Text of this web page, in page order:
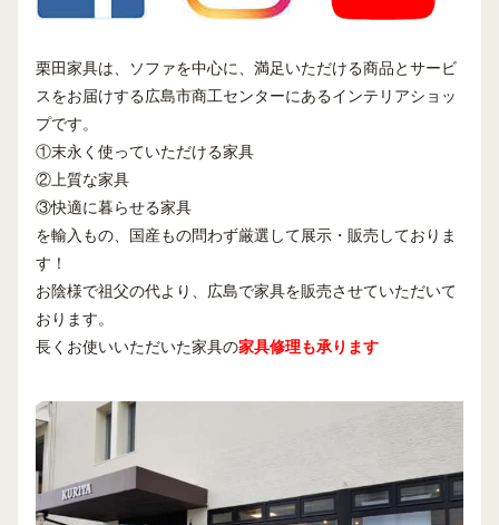
栗田家具は、ソファを中心に、満足いただける商品とサービ
スをお届けする広島市商工センターにあるインテリアショッ
プです。
①末永く使っていただける家具
②上質な家具
③快適に暮らせる家具
を輸入もの、国産もの問わず厳選して展示・販売しておりま
す！
お陰様で祖父の代より、広島で家具を販売させていただいて
おります。
長くお使いいただいた家具の家具修理も承ります